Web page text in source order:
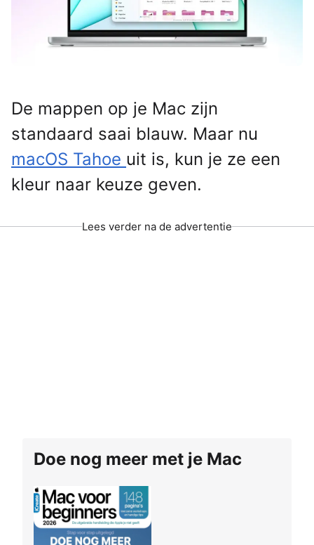
De mappen op je Mac zijn
standaard saai blauw. Maar nu
macOS Tahoe uit is, kun je ze een
kleur naar keuze geven.
Lees verder na de advertentie
Doe nog meer met je Mac